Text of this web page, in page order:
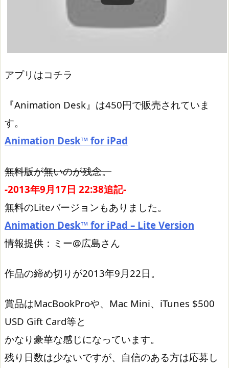
アプリはコチラ
『Animation Desk』は450円で販売されていま
す。
Animation Desk™ for iPad
無料版が無いのが残念。
-2013年9月17日 22:38追記-
無料のLiteバージョンもありました。
Animation Desk™ for iPad – Lite Version
情報提供：ミー@広島さん
作品の締め切りが2013年9月22日。
賞品はMacBookProや、Mac Mini、iTunes $500
USD Gift Card等と
かなり豪華な感じになっています。
残り日数は少ないですが、自信のある方は応募し